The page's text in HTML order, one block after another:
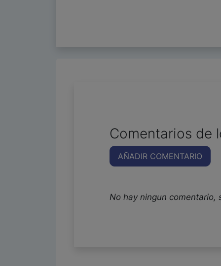
Comentarios de
AÑADIR COMENTARIO
No hay ningun comentario,